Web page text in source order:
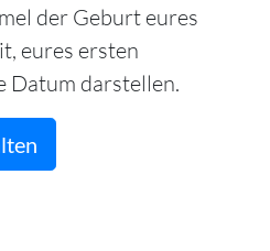
der Geburt eures
eures ersten
Datum darstellen.